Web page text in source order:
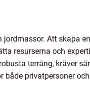
jordmassor. Att skapa
resurserna och
terräng, kräver
både privatpersoner